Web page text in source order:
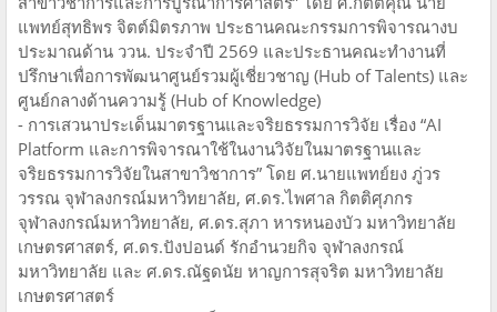
แพทย์สุทธิพร จิตต์มิตรภาพ ประธานคณะกรรมการพิจารณางบ
ประมาณด้าน ววน. ประจำปี 2569 และประธานคณะทำงานที่
ปรึกษาเพื่อการพัฒนาศูนย์รวมผู้เชี่ยวชาญ (Hub of Talents) และ
ศูนย์กลางด้านความรู้ (Hub of Knowledge)
- การเสวนาประเด็นมาตรฐานและจริยธรรมการวิจัย เรื่อง “AI
Platform และการพิจารณาใช้ในงานวิจัยในมาตรฐานและ
จริยธรรมการวิจัยในสาขาวิชาการ” โดย ศ.นายแพทย์ยง ภู่วร
วรรณ จุฬาลงกรณ์มหาวิทยาลัย, ศ.ดร.ไพศาล กิตติศุภกร
จุฬาลงกรณ์มหาวิทยาลัย, ศ.ดร.สุภา หารหนองบัว มหาวิทยาลัย
เกษตรศาสตร์, ศ.ดร.ปังปอนด์ รักอำนวยกิจ จุฬาลงกรณ์
มหาวิทยาลัย และ ศ.ดร.ณัฐดนัย หาญการสุจริต มหาวิทยาลัย
เกษตรศาสตร์